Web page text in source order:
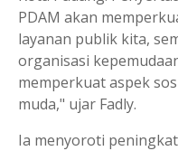
PDAM akan
layanan publik kita,
organisasi
memperkuat aspek
muda," ujar Fadly.
Ia menyoroti